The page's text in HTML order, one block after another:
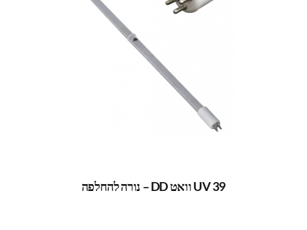
UV 39 וואט DD – נורה להחלפה